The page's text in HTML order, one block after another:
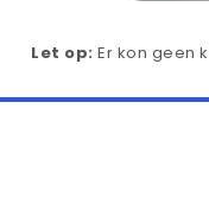
Let op: Er kon geen